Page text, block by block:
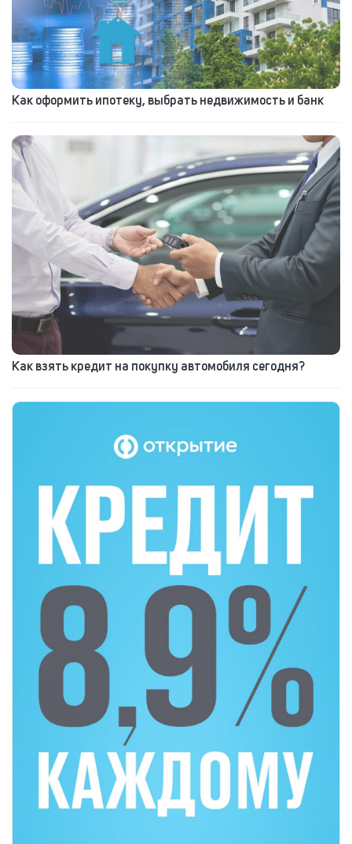
Как оформить ипотеку, выбрать недвижимость и банк
Как взять кредит на покупку автомобиля сегодня?